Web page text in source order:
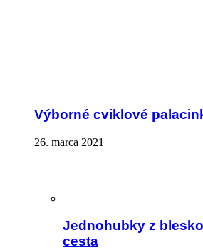
Výborné cviklové
26. marca 2021
Jednohubky z
cesta